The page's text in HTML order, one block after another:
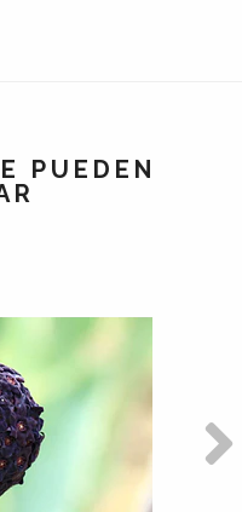
PUEDEN